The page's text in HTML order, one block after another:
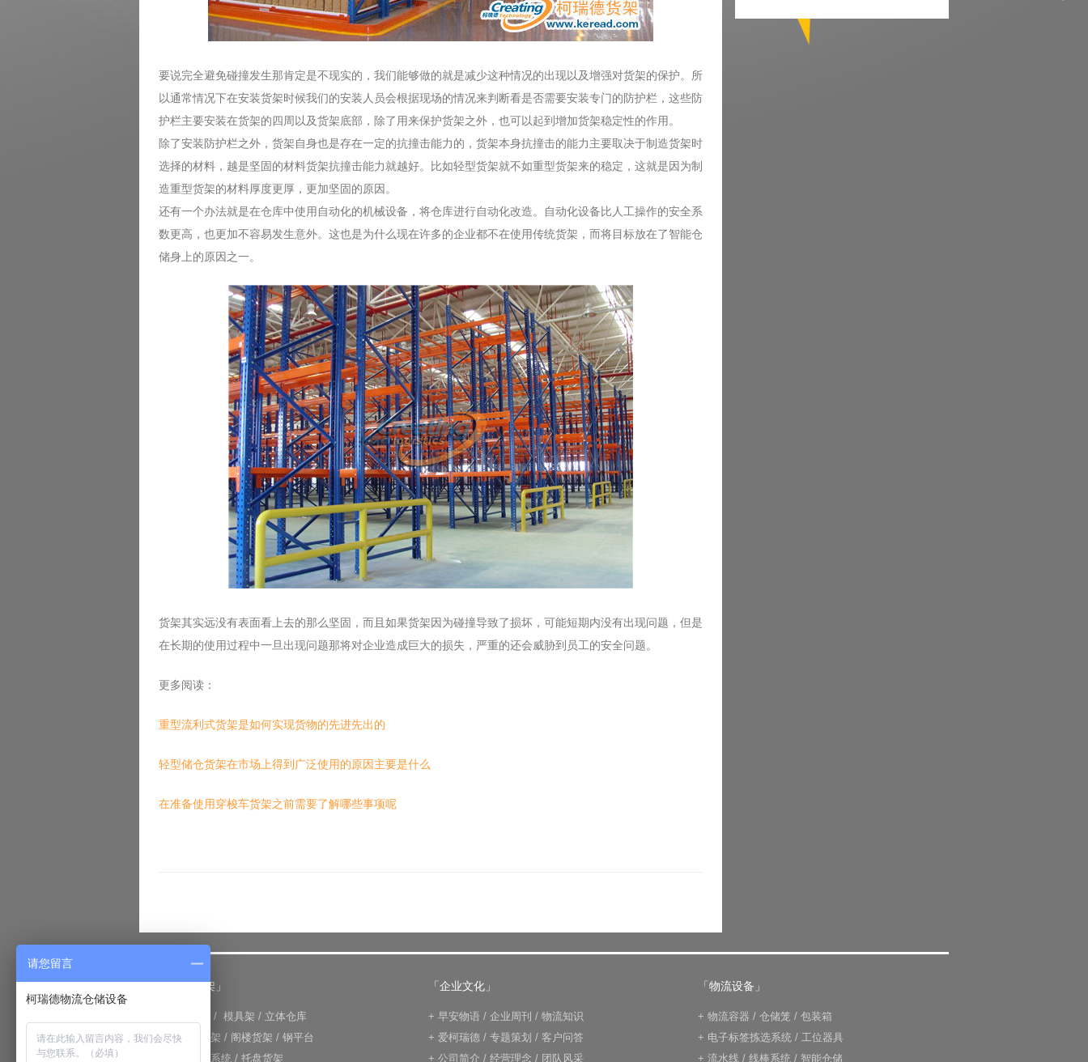
要说完全避免碰撞发生那肯定是不现实的，我们能够做的就是减少这种情况的出现以及增强对货架的保护。所
以通常情况下在安装货架时候我们的安装人员会根据现场的情况来判断看是否需要安装专门的防护栏，这些防
护栏主要安装在货架的四周以及货架底部，除了用来保护货架之外，也可以起到增加货架稳定性的作用。
除了安装防护栏之外，货架自身也是存在一定的抗撞击能力的，货架本身抗撞击的能力主要取决于制造货架时
选择的材料，越是坚固的材料货架抗撞击能力就越好。比如轻型货架就不如重型货架来的稳定，这就是因为制
造重型货架的材料厚度更厚，更加坚固的原因。
还有一个办法就是在仓库中使用自动化的机械设备，将仓库进行自动化改造。自动化设备比人工操作的安全系
数更高，也更加不容易发生意外。这也是为什么现在许多的企业都不在使用传统货架，而将目标放在了智能仓
储身上的原因之一。
货架其实远没有表面看上去的那么坚固，而且如果货架因为碰撞导致了损坏，可能短期内没有出现问题，但是
在长期的使用过程中一旦出现问题那将对企业造成巨大的损失，严重的还会威胁到员工的安全问题。
更多阅读：
重型流利式货架是如何实现货物的先进先出的
轻型储仓货架在市场上得到广泛使用的原因主要是什么
在准备使用穿梭车货架之前需要了解哪些事项呢
「仓储货架」
/ 模具架 / 立体仓库
+重力式货架 / 阁楼货架 / 钢平台
仓库输送系统 / 托盘货架
「企业文化」
+ 早安物语 / 企业周刊 / 物流知识
+ 爱柯瑞德 / 专题策划 / 客户问答
+ 公司简介 / 经营理念 / 团队风采
「物流设备」
+ 物流容器 / 仓储笼 / 包装箱
+ 电子标签拣选系统 / 工位器具
+ 流水线 / 线棒系统 / 智能仓储
请您留言
柯瑞德物流仓储设备